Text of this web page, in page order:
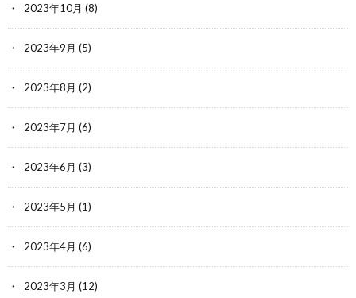
2023年10月 (8)
2023年9月 (5)
2023年8月 (2)
2023年7月 (6)
2023年6月 (3)
2023年5月 (1)
2023年4月 (6)
2023年3月 (12)